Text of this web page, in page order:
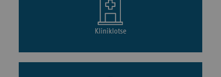
Kliniklotse